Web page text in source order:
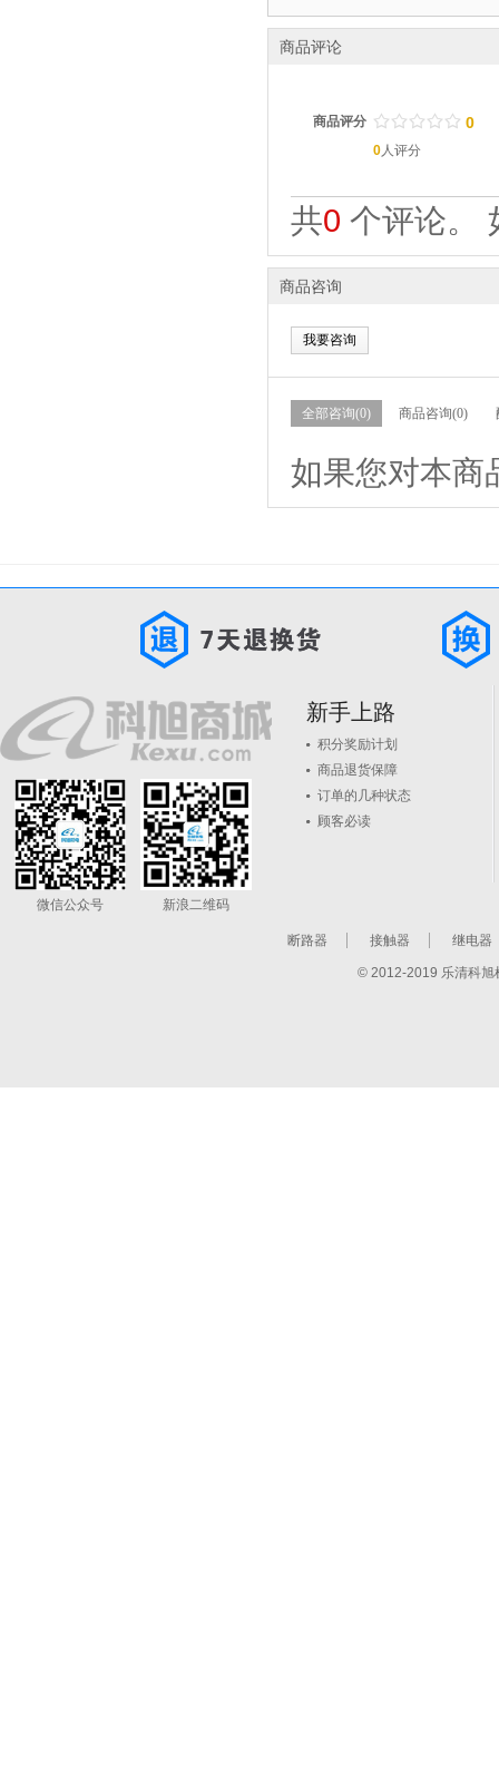
商品评论
商品评分 / / / / /
. . . . . 0
0人评分
共0 个评论。
商品咨询
我要咨询
全部咨询(0) 商品咨询(0)
如果您对本商
微信公众号 新浪二维码
新手上路
积分奖励计划
商品退货保障
订单的几种状态
顾客必读
断路器 接触器 继电器
© 2012-2019 乐清科旭